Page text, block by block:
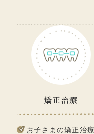
矯正治療
お子さまの矯正治療